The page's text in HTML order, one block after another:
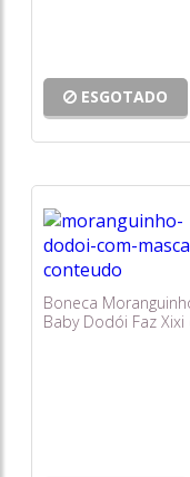
ESGOTADO
Boneca
Baby Dodói Faz Xixi